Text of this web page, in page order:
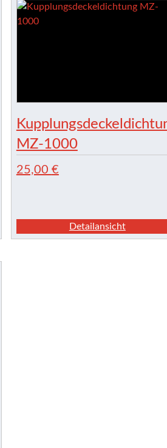
MZ-1000
25,00 €
Detailansicht